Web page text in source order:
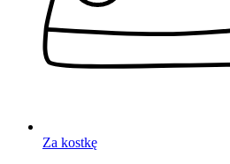
Za kostkę